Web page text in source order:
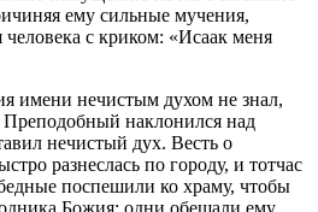
ему сильные мучения,
с криком: «Исаак меня
имени нечистым духом не знал,
Преподобный наклонился над
нечистый дух. Весть о
разнеслась по городу, и тотчас
поспешили ко храму, чтобы
Божия; одни обещали ему